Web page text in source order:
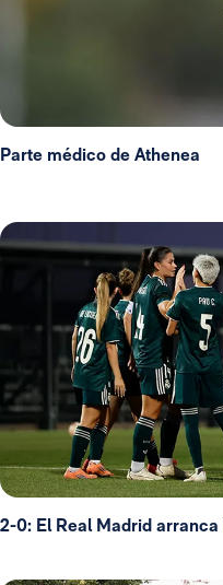
Parte médico de Athenea
2-0: El Real Madrid